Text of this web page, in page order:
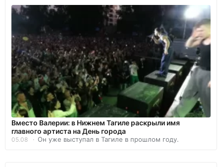
Вместо Валерии: в Нижнем Тагиле раскрыли имя
главного артиста на День города
05.08 Он уже выступал в Тагиле в прошлом году.